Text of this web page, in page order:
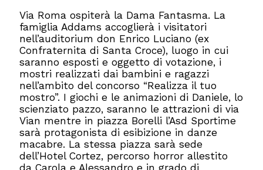
Via Roma ospiterà la Dama Fantasma. La
famiglia Addams accoglierà i visitatori
nell’auditorium don Enrico Luciano (ex
Confraternita di Santa Croce), luogo in cui
saranno esposti e oggetto di votazione, i
mostri realizzati dai bambini e ragazzi
nell’ambito del concorso “Realizza il tuo
mostro”. I giochi e le animazioni di Daniele, lo
scienziato pazzo, saranno le attrazioni di via
Vian mentre in piazza Borelli l’Asd Sportime
sarà protagonista di esibizione in danze
macabre. La stessa piazza sarà sede
dell’Hotel Cortez, percorso horror allestito
da Carola e Alessandro e in grado di